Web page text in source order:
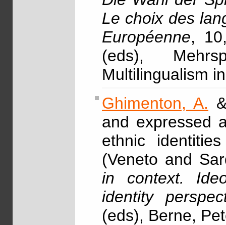
Le choix des
Européenne,
(eds),
Multilingualism
Ghimenton, A.
and expressed
ethnic
(Veneto and
in context.
identity
(eds), Berne,